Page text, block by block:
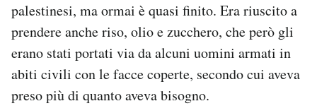
palestinesi, ma ormai è quasi finito. Era riuscito a
prendere anche riso, olio e zucchero, che però gli
erano stati portati via da alcuni uomini armati in
abiti civili con le facce coperte, secondo cui aveva
preso più di quanto aveva bisogno.